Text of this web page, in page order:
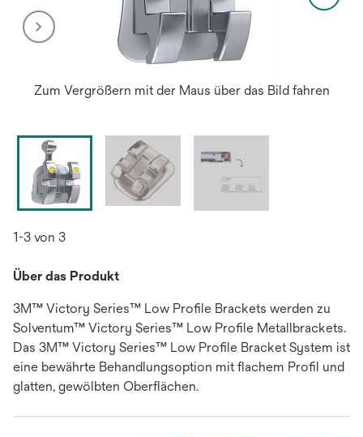
Zum Vergrößern mit der Maus über das Bild fahren
1-3 von 3
Über das Produkt
3M™ Victory Series™ Low Profile Brackets werden zu
Solventum™ Victory Series™ Low Profile Metallbrackets.
Das 3M™ Victory Series™ Low Profile Bracket System ist
eine bewährte Behandlungsoption mit flachem Profil und
glatten, gewölbten Oberflächen.